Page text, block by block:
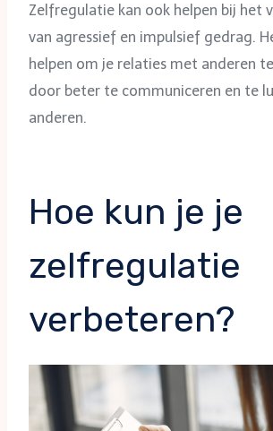
Zelfregulatie kan ook helpen bij het
van agressief en impulsief gedrag.
helpen om je relaties met anderen
door beter te communiceren en te
anderen.
Hoe kun je je
zelfregulatie
verbeteren?